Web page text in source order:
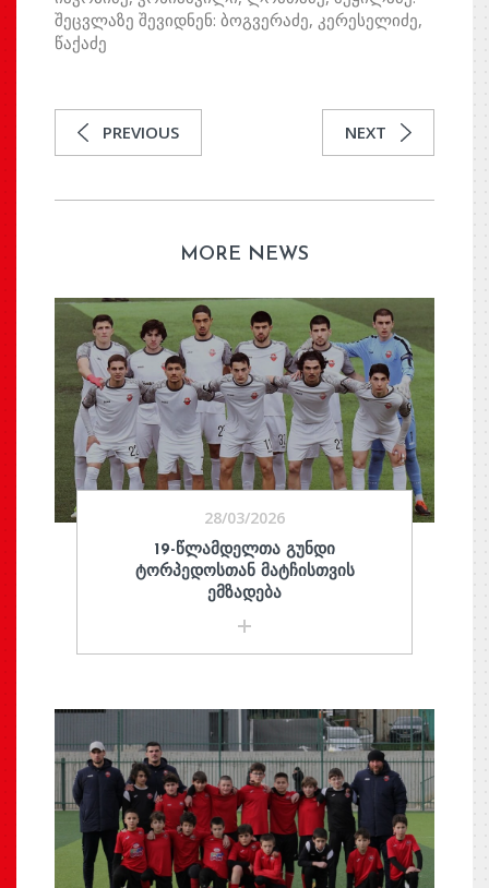
შეცვლაზე შევიდნენ: ბოგვერაძე, კერესელიძე,
წაქაძე
PREVIOUS NEXT
MORE NEWS
28/03/2026
19-ᲬᲚᲐᲛᲓᲔᲚᲗᲐ ᲒᲣᲜᲓᲘ
ᲢᲝᲠᲞᲔᲓᲝᲡᲗᲐᲜ ᲛᲐᲢᲩᲘᲡᲗᲕᲘᲡ
ᲔᲛᲖᲐᲓᲔᲑᲐ